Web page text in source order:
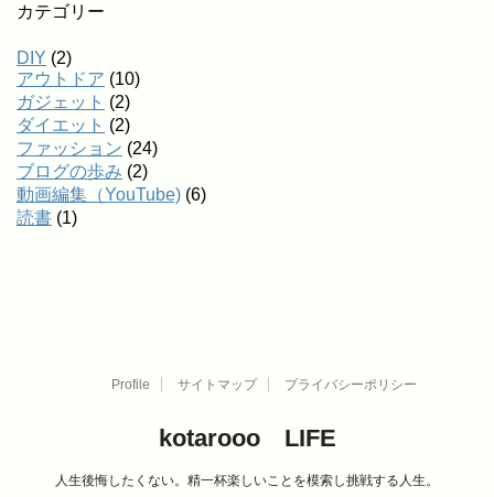
カテゴリー
DIY (2)
アウトドア (10)
ガジェット (2)
ダイエット (2)
ファッション (24)
ブログの歩み (2)
動画編集（YouTube) (6)
読書 (1)
Profile サイトマップ プライバシーポリシー
kotarooo LIFE
人生後悔したくない。精一杯楽しいことを模索し挑戦する人生。